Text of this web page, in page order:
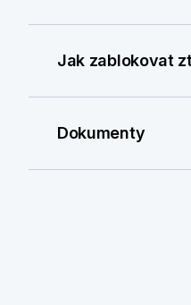
Jak zablokovat
Dokumenty